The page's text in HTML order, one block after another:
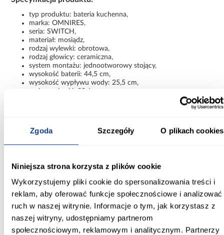
Zgoda Szczegóły O plikach cookies
Niniejsza strona korzysta z plików cookie
Wykorzystujemy pliki cookie do spersonalizowania treści i
reklam, aby oferować funkcje społecznościowe i analizować
ruch w naszej witrynie. Informacje o tym, jak korzystasz z
naszej witryny, udostępniamy partnerom
społecznościowym, reklamowym i analitycznym. Partnerzy
typ produktu: bateria kuchenna,
marka: OMNIRES,
seria: SWITCH,
materiał: mosiądz,
rodzaj wylewki: obrotowa,
rodzaj głowicy: ceramiczna,
system montażu: jednootworowy stojący,
wysokość baterii: 44,5 cm,
wysokość wypływu wody: 25,5 cm,
zasięg wylewki: 22,6 cm,
Dlaczego warto wybrać baterię kuchenną z
filtrem OMNIRES SWITCH?
dostępem do filtrowanej wody. Solidne wykonanie z mosiądzu,
ceramiczna głowica, obrotowa wylewka oraz energooszczędna
technologia COLD START sprawiają, że model doskonale
sprawdzi się zarówno w dużych, jak i kompaktowych kuchniach.
To rozwiązanie dla osób, które szukają eleganckiej baterii
kuchennej z filtrem do wody, zapewniającej komfort codziennego
użytkowania i ograniczenie zużycia plastiku dzięki rezygnacji z